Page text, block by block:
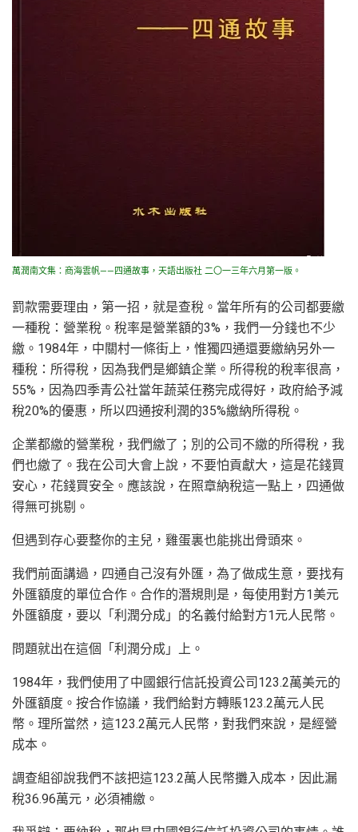
萬潤南文集：商海雲帆——四通故事，天語出版社 二〇一三年六月第一版。
罰款需要理由，第一招，就是查稅。當年所有的公司都要繳
一種稅：營業稅。稅率是營業額的3%，我們一分錢也不少
繳。1984年，中關村一條街上，惟獨四通還要繳納另外一
種稅：所得稅，因為我們是鄉鎮企業。所得稅的稅率很高，
55%，因為四季青公社當年蔬菜任務完成得好，政府給予減
稅20%的優惠，所以四通按利潤的35%繳納所得稅。
企業都繳的營業稅，我們繳了；別的公司不繳的所得稅，我
們也繳了。我在公司大會上說，不要怕貢獻大，這是花錢買
安心，花錢買安全。應該說，在照章納稅這一點上，四通做
得無可挑剔。
但遇到存心要整你的主兒，雞蛋裏也能挑出骨頭來。
我們前面講過，四通自己沒有外匯，為了做成生意，要找有
外匯額度的單位合作。合作的潛規則是，每使用對方1美元
外匯額度，要以「利潤分成」的名義付給對方1元人民幣。
問題就出在這個「利潤分成」上。
1984年，我們使用了中國銀行信託投資公司123.2萬美元的
外匯額度。按合作協議，我們給對方轉賬123.2萬元人民
幣。理所當然，這123.2萬元人民幣，對我們來說，是經營
成本。
調查組卻說我們不該把這123.2萬人民幣攤入成本，因此漏
稅36.96萬元，必須補繳。